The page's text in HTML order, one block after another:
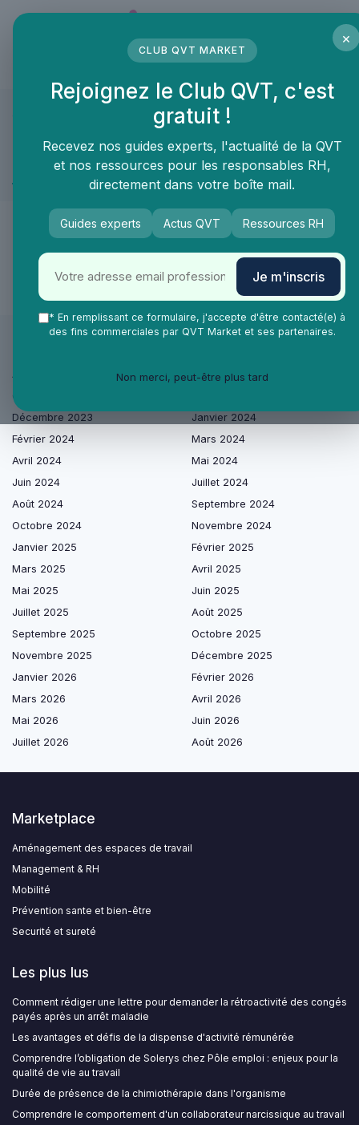
Mobilité Voyage d'affaire
Mobilité ≫ Voyage d'affaire
Taxi et VTC
🙌
De nouveaux produits & services arrivent
très vite dans la catégorie Taxi et VTC !
Les articles par date
Août 2023
Septembre 2023
Octobre 2023
Décembre 2023
Janvier 2024
Février 2024
Mars 2024
Avril 2024
Mai 2024
Juin 2024
Juillet 2024
Août 2024
Septembre 2024
Octobre 2024
Novembre 2024
Janvier 2025
Février 2025
Mars 2025
Avril 2025
Mai 2025
Juin 2025
Juillet 2025
Août 2025
Septembre 2025
Octobre 2025
Novembre 2025
Décembre 2025
Janvier 2026
Février 2026
Mars 2026
Avril 2026
Mai 2026
Juin 2026
Juillet 2026
Août 2026
Marketplace
Aménagement des espaces de travail
Management & RH
Mobilité
Prévention sante et bien-être
Securité et sureté
Les plus lus
Comment rédiger une lettre pour demander la rétroactivité des congés
payés après un arrêt maladie
Les avantages et défis de la dispense d'activité rémunérée
Comprendre l’obligation de Solerys chez Pôle emploi : enjeux pour la
qualité de vie au travail
Durée de présence de la chimiothérapie dans l'organisme
Comprendre le comportement d'un collaborateur narcissique au travail
×
CLUB QVT MARKET
Rejoignez le Club QVT, c'est
gratuit !
Recevez nos guides experts, l'actualité de la QVT
et nos ressources pour les responsables RH,
directement dans votre boîte mail.
Guides experts Actus QVT Ressources RH
Je m'inscris
* En remplissant ce formulaire, j'accepte d'être contacté(e) à
des fins commerciales par QVT Market et ses partenaires.
Non merci, peut-être plus tard
Panneau de gestion des cookies